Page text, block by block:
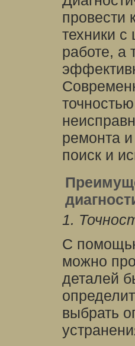
провести
техники
работе, а
ремонта
поиск и
1.
С
можно
деталей
выбрать